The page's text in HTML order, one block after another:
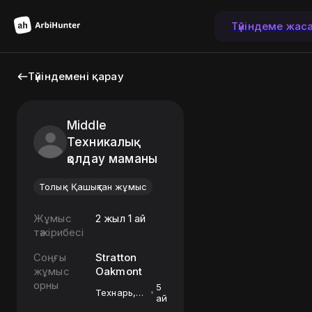
Түйіндеме
Түйіндемені қарау
Middle
Техникалық
қолдау маманы
Толық Қашықтан жұмыс
Жұмыс
тәжірибесі
2 жыл 1 ай
Соңғы
жұмыс
орны
Stratton
Oakmont
Технарь,
5
ай